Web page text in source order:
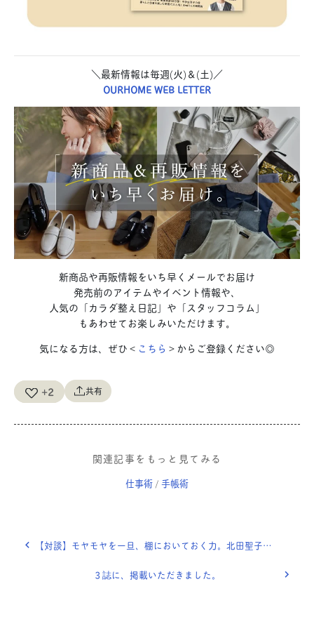
＼最新情報は毎週(火)＆(土)／
OURHOME WEB LETTER
新商品や再販情報をいち早くメールでお届け
発売前のアイテムやイベント情報や、
人気の「カラダ整え日記」や「スタッフコラム」
もあわせてお楽しみいただけます。
気になる方は、ぜひ＜ こちら ＞からご登録ください◎
+2 共有
関連記事をもっと見てみる
仕事術 / 手帳術
【対談】モヤモヤを一旦、棚においておく力。北田聖子さんに、暮らす働く聞いてみた。
３誌に、掲載いただきました。